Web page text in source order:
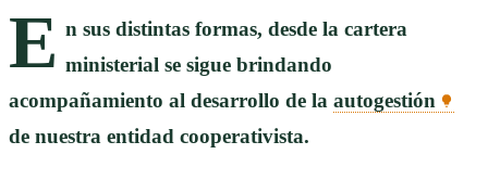
E n sus distintas formas, desde la cartera
ministerial se sigue brindando
acompañamiento al desarrollo de la autogestión
de nuestra entidad cooperativista.